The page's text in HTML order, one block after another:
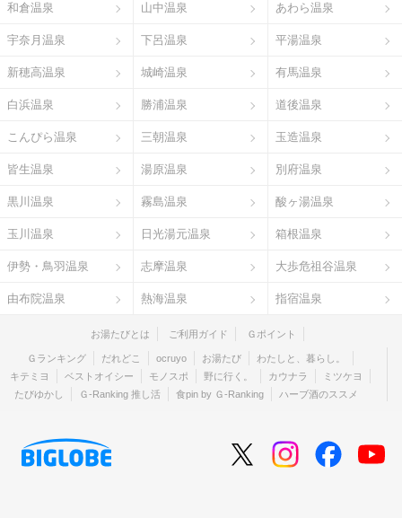
和倉温泉 山中温泉 あわら温泉
宇奈月温泉 下呂温泉 平湯温泉
新穂高温泉 城崎温泉 有馬温泉
白浜温泉 勝浦温泉 道後温泉
こんぴら温泉 三朝温泉 玉造温泉
皆生温泉 湯原温泉 別府温泉
黒川温泉 霧島温泉 酸ヶ湯温泉
玉川温泉 日光湯元温泉 箱根温泉
伊勢・鳥羽温泉 志摩温泉 大歩危祖谷温泉
由布院温泉 熱海温泉 指宿温泉
お湯たびとは ご利用ガイド Ｇポイント
Ｇランキング だれどこ ocruyo お湯たび
わたしと、暮らし。
キテミヨ
ベストオイシー モノスポ 野に行く。 カウナラ
ミツケヨ
たびゆかし
Ｇ-Ranking 推し活 食pin by Ｇ-Ranking ハーブ酒のススメ